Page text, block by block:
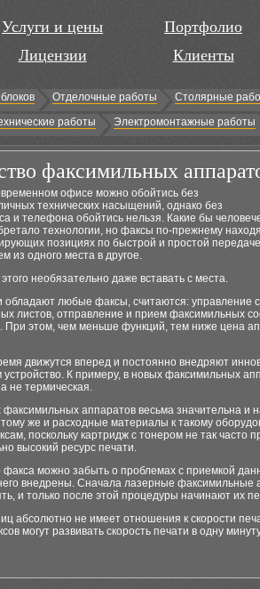
Услуги и цены
Лицензии
Портфолио
Клиенты
Отделочные работы Столярные
работы Электромонтажные работы
факсимильных
офисе можно обойтись без
технических насыщений, однако без
и телефона обойтись нельзя. Какие бы
технологии, но факсы по-прежнему
позициях по быстрой и простой
из одного места в другое.
необязательно даже вставать с места.
любые факсы, считаются: управление
листов, отправление и прием факсимильных
При этом, чем меньше функций, тем ниже цена
движутся вперед и постоянно внедряют
устройство. К примеру, в новых факсимильных
не термическая.
факсимильных аппаратов весьма значительна и
же и расходные материалы к такому
поскольку картридж с тонером не так часто
высокий ресурс печати.
можно забыть о проблемах с приемкой
внедрены. Сначала лазерные факсимильные
и только после этой процедуры начинают их
абсолютно не имеет отношения к скорости
могут развивать скорость печати в одну